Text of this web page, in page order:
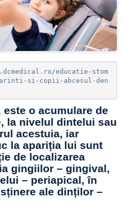
educatie-stom
si-copii-abcesul-den
este o acumulare de
la nivelul dintelui sau
acestuia, iar
la apariția lui sunt
de localizarea
gingiilor – gingival,
– periapical, în
ale dinților –